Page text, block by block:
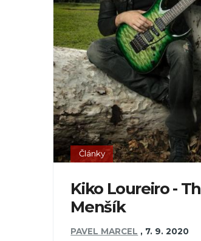
Články
Kiko Loureiro -
Menšík
PAVEL MARCEL , 7. 9. 2020